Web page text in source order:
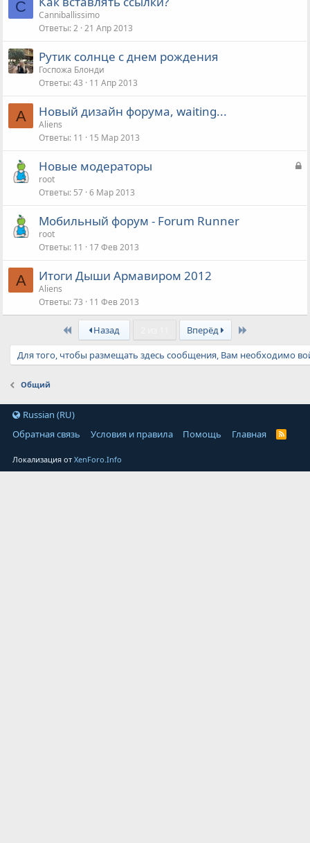
C
Canniballissimo
Ответы 2 21 Апр 2013
Рутик солнце с днем рождения
Госпожа Блонди
Ответы 43 11 Апр 2013
A Новый дизайн форума, waiting...
Aliens
Ответы 11 15 Мар 2013
З
Новые модераторы
root
Ответы 57 6 Мар 2013
Мобильный форум - Forum Runner
root
Ответы 11 17 Фев 2013
A Итоги Дыши Армавиром 2012
Aliens
Ответы 73 11 Фев 2013
First Назад Вперёд Last
Для того, чтобы размещать здесь сообщения, Вам необходимо
Общий
Russian (RU)
Обратная связь
Условия и правила Помощь Главная
Локализация отXenForo.Info